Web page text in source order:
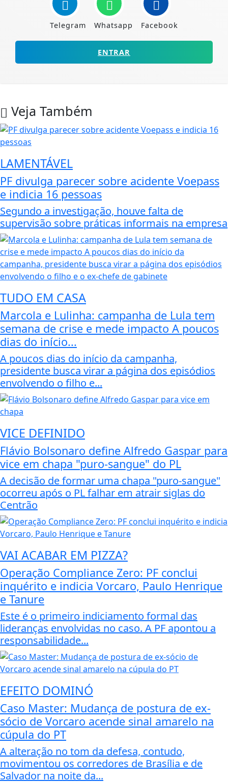
Telegram Whatsapp Facebook
ENTRAR
Veja Também
LAMENTÁVEL
PF divulga parecer sobre acidente Voepass
e indicia 16 pessoas
Segundo a investigação, houve falta de
supervisão sobre práticas informais na empresa
TUDO EM CASA
Marcola e Lulinha: campanha de Lula tem
semana de crise e mede impacto A poucos
dias do início...
A poucos dias do início da campanha,
presidente busca virar a página dos episódios
envolvendo o filho e...
VICE DEFINIDO
Flávio Bolsonaro define Alfredo Gaspar para
vice em chapa "puro-sangue" do PL
A decisão de formar uma chapa "puro-sangue"
ocorreu após o PL falhar em atrair siglas do
Centrão
VAI ACABAR EM PIZZA?
Operação Compliance Zero: PF conclui
inquérito e indicia Vorcaro, Paulo Henrique
e Tanure
Este é o primeiro indiciamento formal das
lideranças envolvidas no caso. A PF apontou a
responsabilidade...
EFEITO DOMINÓ
Caso Master: Mudança de postura de ex-
sócio de Vorcaro acende sinal amarelo na
cúpula do PT
A alteração no tom da defesa, contudo,
movimentou os corredores de Brasília e de
Salvador na noite da...